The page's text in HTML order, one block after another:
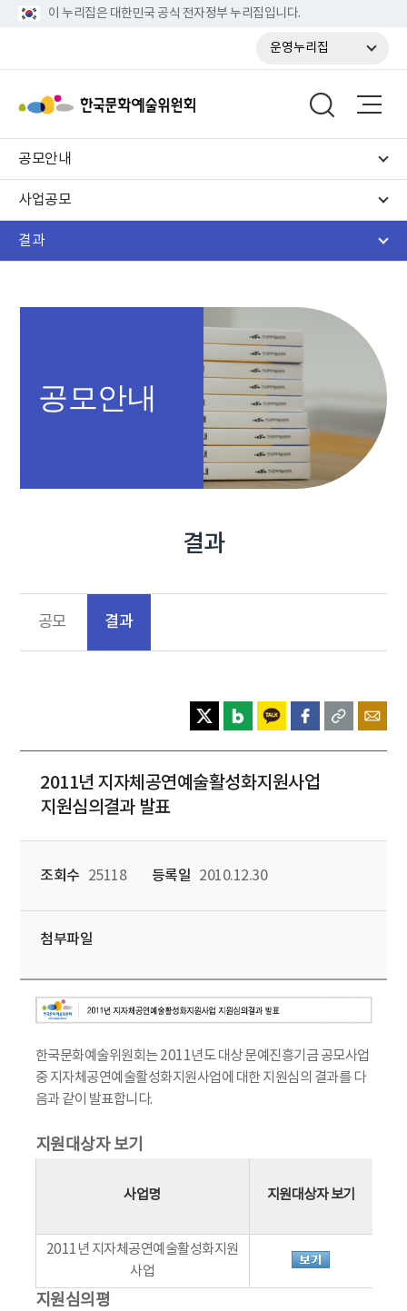
이 누리집은 대한민국 공식 전자정부 누리집입니다.
운영누리집
공모안내
사업공모
결과
공모안내
결과
공모 결과
2011년 지자체공연예술활성화지원사업
지원심의결과 발표
조회수 25118 등록일 2010.12.30
첨부파일
한국문화예술위원회는 2011년도 대상 문예진흥기금 공모사업
중 지자체공연예술활성화지원사업에 대한 지원심의 결과를 다
음과 같이 발표합니다.
지원대상자 보기
사업명 지원대상자 보기
2011년 지자체공연예술활성화지원
사업
지원심의평